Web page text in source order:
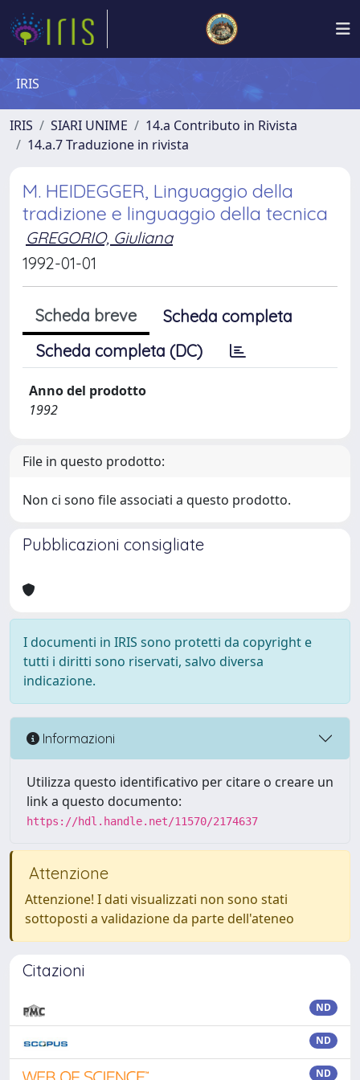
IRIS
IRIS SIARI UNIME
14.a Contributo in Rivista
14.a.7 Traduzione in rivista
M. HEIDEGGER, Linguaggio della
tradizione e linguaggio della tecnica
GREGORIO, Giuliana
1992-01-01
Scheda breve
Scheda completa
Scheda completa (DC)
Anno del prodotto
1992
File in questo prodotto:
Non ci sono file associati a questo prodotto.
Pubblicazioni consigliate
I documenti in IRIS sono protetti da copyright e
tutti i diritti sono riservati, salvo diversa
indicazione.
Informazioni
Utilizza questo identificativo per citare o creare un
link a questo documento:
https://hdl.handle.net/11570/2174637
Attenzione
Attenzione! I dati visualizzati non sono stati
sottoposti a validazione da parte dell'ateneo
Citazioni
ND
ND
ND